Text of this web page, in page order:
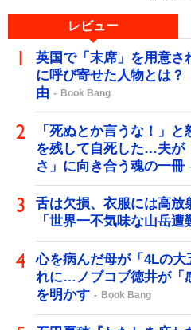
レビュー
英国で「末席」を用意さ
に呼び寄せた人物とは
由
Book Bang
「死ぬとか言うな！」
を残して自死した…夫が
さ」に向き合う魂の一冊
舌は欠損、衣服には高
「世界一不気味な山岳遭
心を病んだ母が「4Lの
れに…ノブコブ徳井が「
を明かす
Book Bang